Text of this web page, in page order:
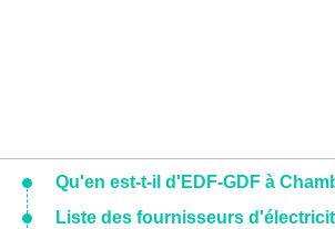
Qu'en est-t-il d'EDF-GDF à
Liste des fournisseurs